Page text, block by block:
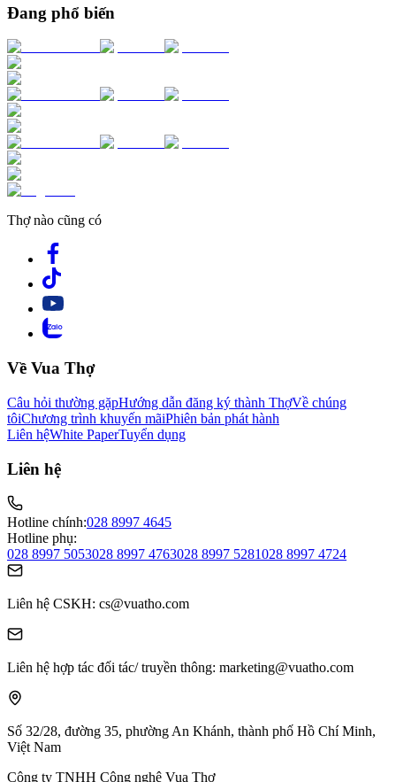
Đang phổ biến
Thợ nào cũng có
Về Vua Thợ
Câu hỏi thường gặpHướng dẫn đăng ký thành ThợVề chúng
tôiChương trình khuyến mãiPhiên bản phát hành
Liên hệWhite PaperTuyển dụng
Liên hệ
Hotline chính:028 8997 4645
Hotline phụ:
028 8997 5053028 8997 4763028 8997 5281028 8997 4724
Liên hệ CSKH: cs@vuatho.com
Liên hệ hợp tác đối tác/ truyền thông: marketing@vuatho.com
Số 32/28, đường 35, phường An Khánh, thành phố Hồ Chí Minh,
Việt Nam
Công ty TNHH Công nghệ Vua Thợ